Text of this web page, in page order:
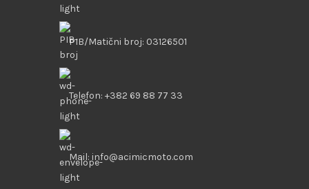
PIB/Matični broj: 03126501
Telefon: +382 69 88 77 33
Mail: info@acimicmoto.com